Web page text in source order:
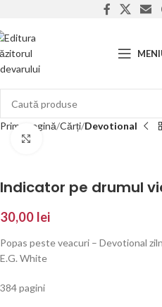
Prima pagină Cărți Devotional
Indicator pe drumul
30,00 lei
Popas peste veacuri – Devotional
E.G. White
384 pagini